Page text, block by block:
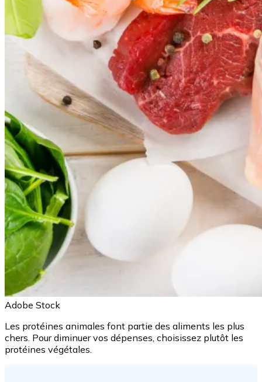
Adobe Stock
Les protéines animales font partie des aliments les plus
chers. Pour diminuer vos dépenses, choisissez plutôt les
protéines végétales.